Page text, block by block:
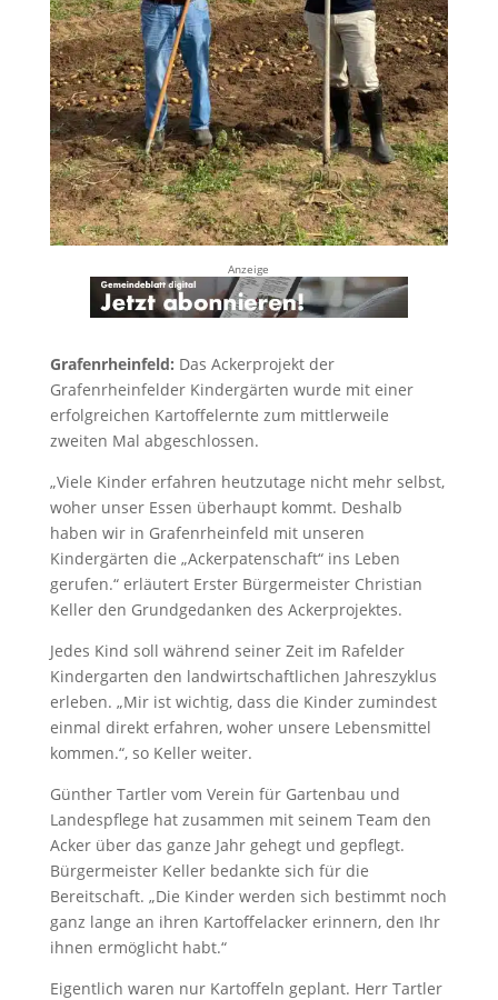
Anzeige
Grafenrheinfeld: Das Ackerprojekt der
Grafenrheinfelder Kindergärten wurde mit einer
erfolgreichen Kartoffelernte zum mittlerweile
zweiten Mal abgeschlossen.
„Viele Kinder erfahren heutzutage nicht mehr selbst,
woher unser Essen überhaupt kommt. Deshalb
haben wir in Grafenrheinfeld mit unseren
Kindergärten die „Ackerpatenschaft“ ins Leben
gerufen.“ erläutert Erster Bürgermeister Christian
Keller den Grundgedanken des Ackerprojektes.
Jedes Kind soll während seiner Zeit im Rafelder
Kindergarten den landwirtschaftlichen Jahreszyklus
erleben. „Mir ist wichtig, dass die Kinder zumindest
einmal direkt erfahren, woher unsere Lebensmittel
kommen.“, so Keller weiter.
Günther Tartler vom Verein für Gartenbau und
Landespflege hat zusammen mit seinem Team den
Acker über das ganze Jahr gehegt und gepflegt.
Bürgermeister Keller bedankte sich für die
Bereitschaft. „Die Kinder werden sich bestimmt noch
ganz lange an ihren Kartoffelacker erinnern, den Ihr
ihnen ermöglicht habt.“
Eigentlich waren nur Kartoffeln geplant. Herr Tartler